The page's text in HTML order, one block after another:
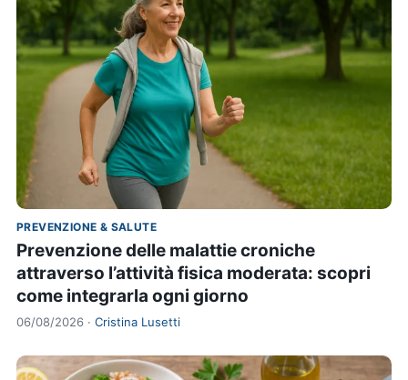
PREVENZIONE & SALUTE
Prevenzione delle malattie croniche
attraverso l’attività fisica moderata: scopri
come integrarla ogni giorno
06/08/2026 · Cristina Lusetti